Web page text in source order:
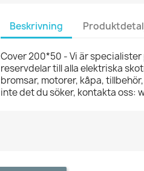
Beskrivning
Cover 200*50 - Vi är
reservdelar till alla elektriska
bromsar, motorer, kåpa,
inte det du söker, kontakta oss: